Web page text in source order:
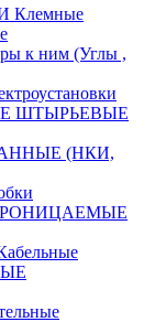
к ним (Углы ,
ШТЫРЬЕВЫЕ
(НКИ,